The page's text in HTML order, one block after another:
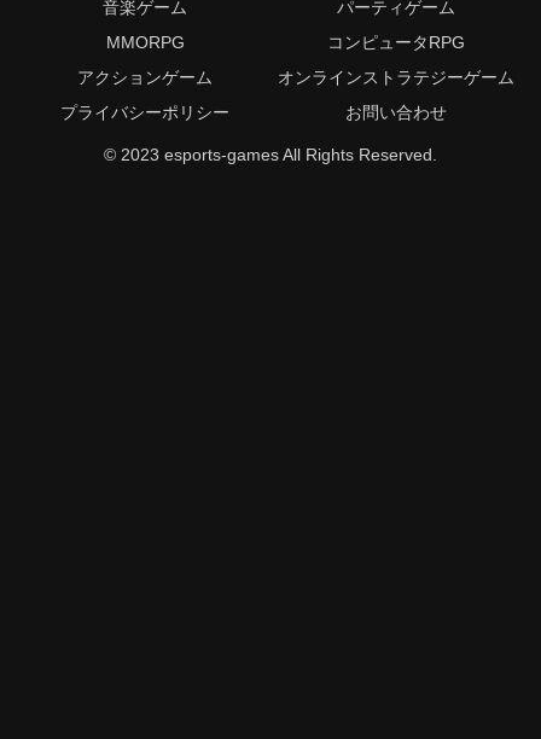
音楽ゲーム
パーティゲーム
MMORPG
コンピュータRPG
アクションゲーム
オンラインストラテジーゲーム
プライバシーポリシー
お問い合わせ
© 2023 esports-games All Rights Reserved.